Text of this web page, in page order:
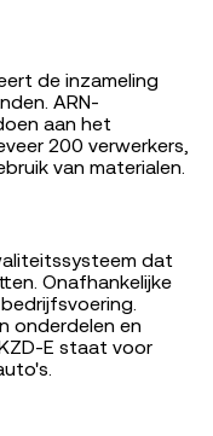
de inzameling
ARN-
aan het
200 verwerkers,
van materialen.
dat
Onafhankelijke
onderdelen en
E staat voor